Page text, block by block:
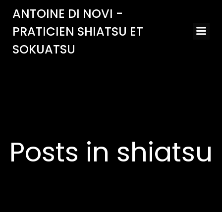
au
contenu
ANTOINE DI NOVI -
PRATICIEN SHIATSU ET
SOKUATSU
Posts in shiatsu